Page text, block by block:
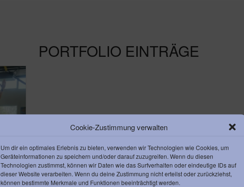
Cookie-Zustimmung verwalten
Um dir ein optimales Erlebnis zu bieten, verwenden wir Technologien wie Cookies, um
Geräteinformationen zu speichern und/oder darauf zuzugreifen. Wenn du diesen
Technologien zustimmst, können wir Daten wie das Surfverhalten oder eindeutige IDs auf
dieser Website verarbeiten. Wenn du deine Zustimmung nicht erteilst oder zurückziehst,
können bestimmte Merkmale und Funktionen beeinträchtigt werden.
PORTFOLIO EINTRÄGE